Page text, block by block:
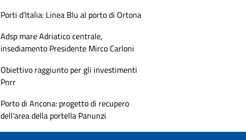
Porti d’Italia: Linea Blu al porto di Ortona
Adsp mare Adriatico centrale,
insediamento Presidente Mirco Carloni
Obiettivo raggiunto per gli investimenti
Pnrr
Porto di Ancona: progetto di recupero
dell'area della portella Panunzi